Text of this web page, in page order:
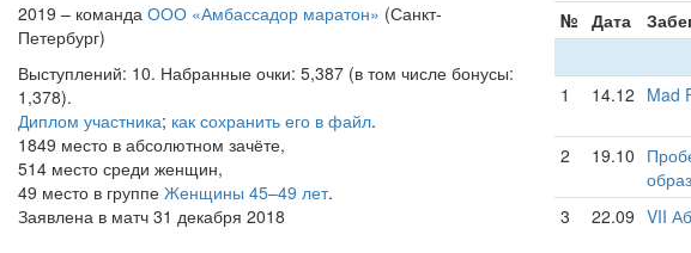
2019 – команда ООО «Амбассадор маратон» (Санкт-
Петербург)
Выступлений: 10. Набранные очки: 5,387 (в том числе бонусы:
1,378).
Диплом участника; как сохранить его в файл.
1849 место в абсолютном зачёте,
514 место среди женщин,
49 место в группе Женщины 45–49 лет.
Заявлена в матч 31 декабря 2018
№ Дата
1
14.12 Mad
2 19.10
3 22.09 VII